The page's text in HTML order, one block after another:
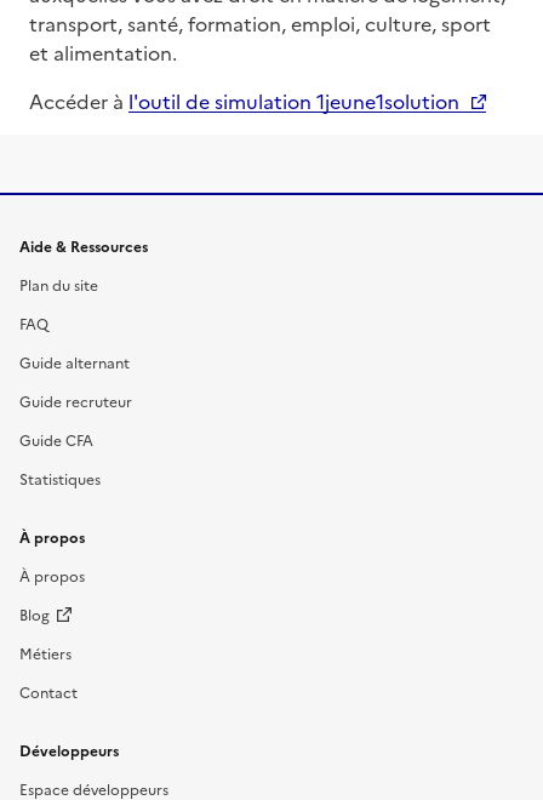
transport, santé, formation, emploi, culture, sport
et alimentation.
Accéder à l'outil de simulation 1jeune1solution
Informations et liens du site
Aide & Ressources
Plan du site
FAQ
Guide alternant
Guide recruteur
Guide CFA
Statistiques
À propos
À propos
Blog
Métiers
Contact
Développeurs
Espace développeurs